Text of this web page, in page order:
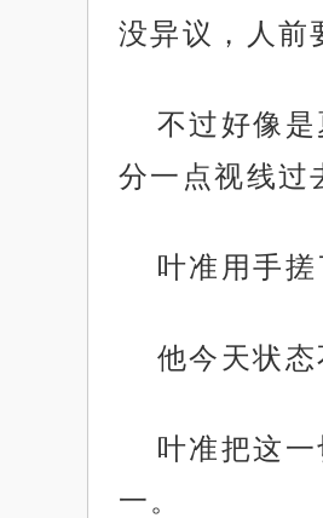
没异议，人前
不过好像
分一点视线过
叶准用手
他今天状态
叶准把这
一。